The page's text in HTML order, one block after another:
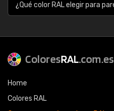
¿Qué color RAL elegir para
ColoresRAL.com.es
Home
Colores RAL